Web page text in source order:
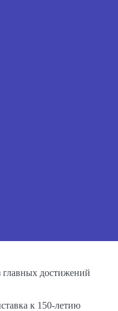
главных достижений
к 150-летию